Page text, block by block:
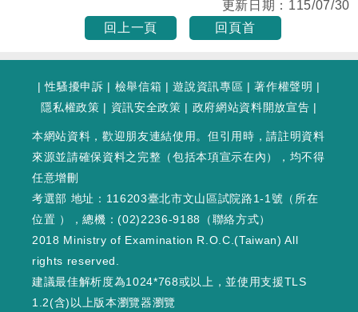
更新日期： 115/07/30
回上一頁
回頁首
|性騷擾申訴 | 檢舉信箱 |遊說資訊專區 |著作權聲明 |
隱私權政策 | 資訊安全政策 | 政府網站資料開放宣告 |
本網站資料，歡迎朋友連結使用。但引用時，請註明資料
來源並請確保資料之完整（包括本項宣示在內），均不得
任意增刪
考選部 地址：116203臺北市文山區試院路1-1號（ 所在
位置 ），總機：(02)2236-9188（聯絡方式）
2018 Ministry of Examination R.O.C.(Taiwan) All
rights reserved.
建議最佳解析度為1024*768或以上，並使用支援TLS
1.2(含)以上版本瀏覽器瀏覽